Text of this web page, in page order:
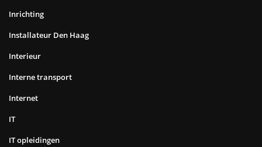
Inrichting
Installateur Den Haag
Interieur
Interne transport
Internet
IT
IT opleidingen